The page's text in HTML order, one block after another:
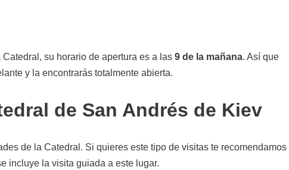
su horario de apertura es a las 9 de la mañana. Así que
y la encontrarás totalmente abierta.
de San Andrés de Kiev
de la Catedral. Si quieres este tipo de visitas te recomendamos
incluye la visita guiada a este lugar.